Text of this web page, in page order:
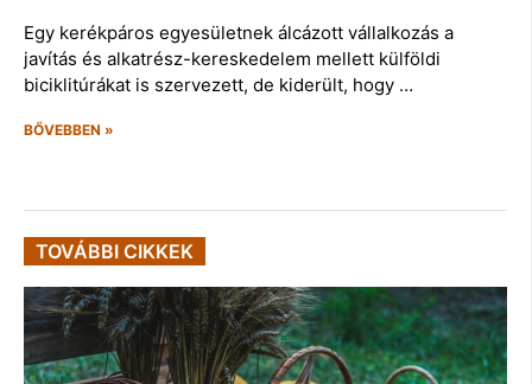
Egy kerékpáros egyesületnek álcázott vállalkozás a
javítás és alkatrész-kereskedelem mellett külföldi
biciklitúrákat is szervezett, de kiderült, hogy …
BŐVEBBEN »
TOVÁBBI CIKKEK